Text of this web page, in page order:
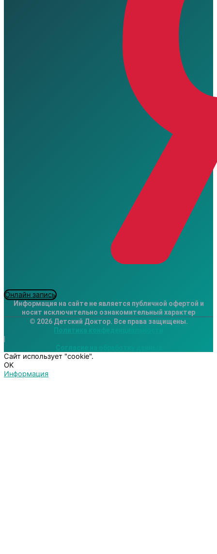
Онлайн запись
Информация на сайте не является публичной офертой и
носит исключительно ознакомительный характер
© 2026 Детский Доктор. Все права защищены.
Политика конфиденциальности
Сайт использует "cookie".
OK
Информация